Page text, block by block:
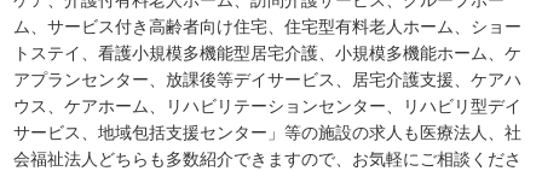
ム、サービス付き高齢者向け住宅、住宅型有料老人ホーム、ショー
トステイ、看護小規模多機能型居宅介護、小規模多機能ホーム、ケ
アプランセンター、放課後等デイサービス、居宅介護支援、ケアハ
ウス、ケアホーム、リハビリテーションセンター、リハビリ型デイ
サービス、地域包括支援センター」等の施設の求人も医療法人、社
会福祉法人どちらも多数紹介できますので、お気軽にご相談くださ